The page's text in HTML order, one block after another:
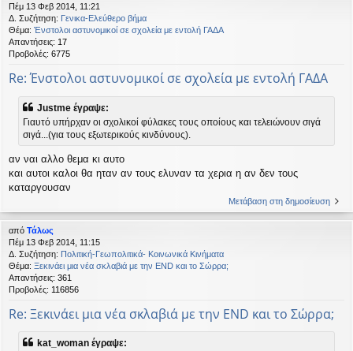
Πέμ 13 Φεβ 2014, 11:21
Δ. Συζήτηση: Γενικα-Ελεύθερο βήμα
Θέμα: Ένστολοι αστυνομικοί σε σχολεία με εντολή ΓΑΔΑ
Απαντήσεις: 17
Προβολές: 6775
Re: Ένστολοι αστυνομικοί σε σχολεία με εντολή ΓΑΔΑ
Justme έγραψε:
Γιαυτό υπήρχαν οι σχολικοί φύλακες τους οποίους και τελειώνουν σιγά
σιγά...(για τους εξωτερικούς κινδύνους).
αν ναι αλλο θεμα κι αυτο
και αυτοι καλοι θα ηταν αν τους ελυναν τα χερια η αν δεν τους
καταργουσαν
Μετάβαση στη δημοσίευση
από Τάλως
Πέμ 13 Φεβ 2014, 11:15
Δ. Συζήτηση: Πολιτική-Γεωπολιτικά- Κοινωνικά Κινήματα
Θέμα: Ξεκινάει μια νέα σκλαβιά με την END και το Σώρρα;
Απαντήσεις: 361
Προβολές: 116856
Re: Ξεκινάει μια νέα σκλαβιά με την END και το Σώρρα;
kat_woman έγραψε: